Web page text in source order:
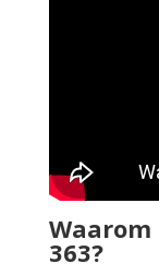
Waarom
363?